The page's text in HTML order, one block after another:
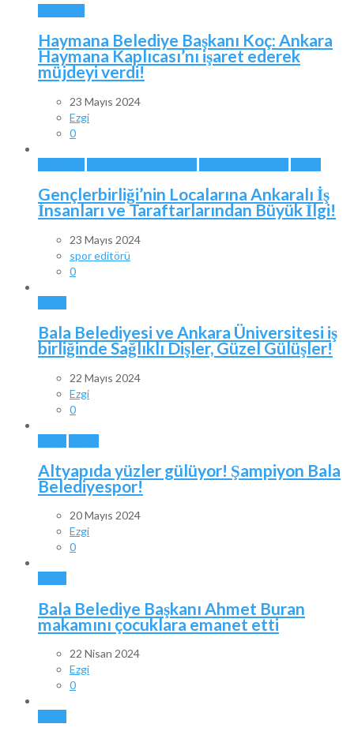
Haymana Belediye Başkanı Koç: Ankara
Haymana Kaplıcası’nı işaret ederek
müjdeyi verdi!
23 Mayıs 2024
Ezgi
0
Gençlerbirliği’nin Localarına Ankaralı İş
İnsanları ve Taraftarlarından Büyük İlgi!
23 Mayıs 2024
spor editörü
0
Bala Belediyesi ve Ankara Üniversitesi iş
birliğinde Sağlıklı Dişler, Güzel Gülüşler!
22 Mayıs 2024
Ezgi
0
Altyapıda yüzler gülüyor! Şampiyon Bala
Belediyespor!
20 Mayıs 2024
Ezgi
0
Bala Belediye Başkanı Ahmet Buran
makamını çocuklara emanet etti
22 Nisan 2024
Ezgi
0